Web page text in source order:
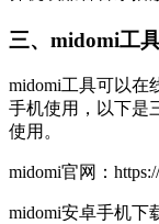
三、midomi工
midomi工具可以在
手机使用，以下是
使用。
midomi官网：
midomi安卓手机下